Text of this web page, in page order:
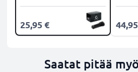
25,95 €
Saatat pitää